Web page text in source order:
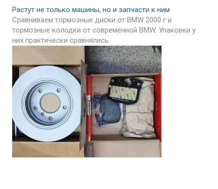
Растут не только машины, но и запчасти к ним
Сравниваем тормозные диски от BMW 2000 г и
тормозные колодки от современной BMW. Упаковки у
них практически сравнялись